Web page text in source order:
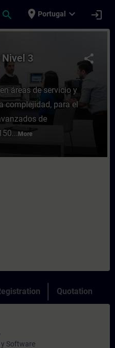
search place Portugal expand_more login
S7-1500 Nivel 3 -
share
Nivel 3
áreas de servicio y
complejidad, para el
de
More
Quotation
Software